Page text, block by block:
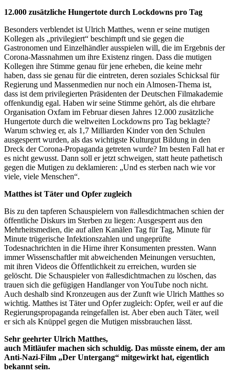
12.000 zusätzliche Hungertote durch Lockdowns pro Tag
Besonders verblendet ist Ulrich Matthes, wenn er seine mutigen
Kollegen als „privilegiert“ beschimpft und sie gegen die
Gastronomen und Einzelhändler ausspielen will, die im Ergebnis der
Corona-Massnahmen um ihre Existenz ringen. Dass die mutigen
Kollegen ihre Stimme genau für jene erheben, die keine mehr
haben, dass sie genau für die eintreten, deren soziales Schicksal für
Regierung und Massenmedien nur noch ein Almosen-Thema ist,
dass ist dem privilegierten Präsidenten der Deutschen Filmakademie
offenkundig egal. Haben wir seine Stimme gehört, als die ehrbare
Organisation Oxfam im Februar diesen Jahres 12.000 zusätzliche
Hungertote durch die weltweiten Lockdowns pro Tag beklagte?
Warum schwieg er, als 1,7 Milliarden Kinder von den Schulen
ausgesperrt wurden, als das wichtigste Kulturgut Bildung in den
Dreck der Corona-Propaganda getreten wurde? Im besten Fall hat er
es nicht gewusst. Dann soll er jetzt schweigen, statt heute pathetisch
gegen die Mutigen zu deklamieren: „Und es sterben nach wie vor
viele, viele Menschen“.
Matthes ist Täter und Opfer zugleich
Bis zu den tapferen Schauspielern von #allesdichtmachen schien der
öffentliche Diskurs im Sterben zu liegen: Ausgesperrt aus den
Mehrheitsmedien, die auf allen Kanälen Tag für Tag, Minute für
Minute trügerische Infektionszahlen und ungeprüfte
Todesnachrichten in die Hirne ihrer Konsumenten pressten. Wann
immer Wissenschaftler mit abweichenden Meinungen versuchten,
mit ihren Videos die Öffentlichkeit zu erreichen, wurden sie
gelöscht. Die Schauspieler von #allesdichtmachen zu löschen, das
trauen sich die gefügigen Handlanger von YouTube noch nicht.
Auch deshalb sind Kronzeugen aus der Zunft wie Ulrich Matthes so
wichtig. Matthes ist Täter und Opfer zugleich: Opfer, weil er auf die
Regierungspropaganda reingefallen ist. Aber eben auch Täter, weil
er sich als Knüppel gegen die Mutigen missbrauchen lässt.
Sehr geehrter Ulrich Matthes,
auch Mitläufer machen sich schuldig. Das müsste einem, der am
Anti-Nazi-Film „Der Untergang“ mitgewirkt hat, eigentlich
bekannt sein.